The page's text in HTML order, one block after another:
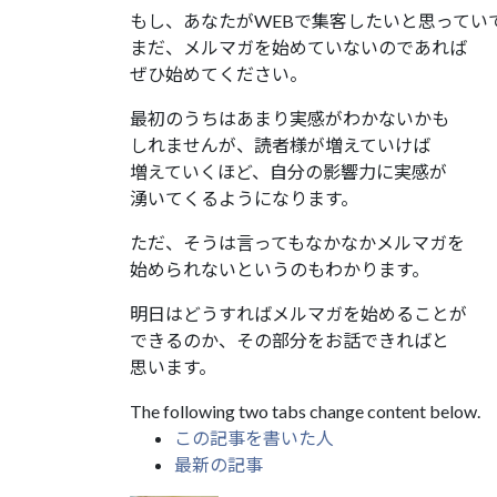
もし、あなたがWEBで集客したいと思ってい
まだ、メルマガを始めていないのであれば
ぜひ始めてください。
最初のうちはあまり実感がわかないかも
しれませんが、読者様が増えていけば
増えていくほど、自分の影響力に実感が
湧いてくるようになります。
ただ、そうは言ってもなかなかメルマガを
始められないというのもわかります。
明日はどうすればメルマガを始めることが
できるのか、その部分をお話できればと
思います。
The following two tabs change content below.
この記事を書いた人
最新の記事